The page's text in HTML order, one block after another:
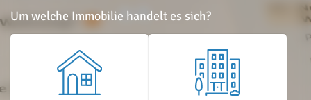
Um welche Immobilie handelt es sich?